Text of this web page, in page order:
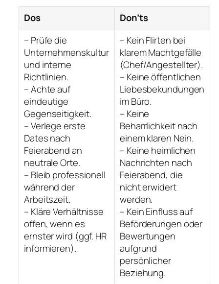
Dos
Don’ts
– Prüfe die
Unternehmenskultur
und interne
Richtlinien.
– Achte auf
eindeutige
Gegenseitigkeit.
– Verlege erste
Dates nach
Feierabend an
neutrale Orte.
– Bleib professionell
während der
Arbeitszeit.
– Kläre Verhältnisse
offen, wenn es
ernster wird (ggf. HR
informieren).
– Kein Flirten bei
klarem Machtgefälle
(Chef/Angestellter).
– Keine öffentlichen
Liebesbekundungen
im Büro.
– Keine
Beharrlichkeit nach
einem klaren Nein.
– Keine heimlichen
Nachrichten nach
Feierabend, die
nicht erwidert
werden.
– Kein Einfluss auf
Beförderungen oder
Bewertungen
aufgrund
persönlicher
Beziehung.